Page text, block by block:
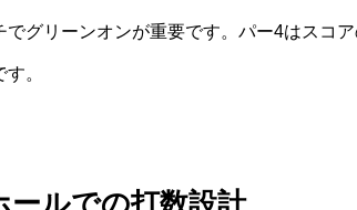
グリーンオンが重要です。パー4はスコア
。
ールでの打数設計